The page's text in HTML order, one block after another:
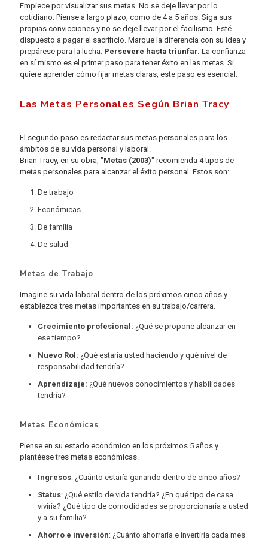
Empiece por visualizar sus metas. No se deje llevar por lo
cotidiano. Piense a largo plazo, como de 4 a 5 años. Siga sus
propias convicciones y no se deje llevar por el facilismo. Esté
dispuesto a pagar el sacrificio. Marque la diferencia con su idea y
prepárese para la lucha. Persevere hasta triunfar. La confianza
en sí mismo es el primer paso para tener éxito en las metas. Si
quiere aprender cómo fijar metas claras, este paso es esencial.
Las Metas Personales Según Brian Tracy
El segundo paso es redactar sus metas personales para los
ámbitos de su vida personal y laboral.
Brian Tracy, en su obra, "Metas (2003)" recomienda 4 tipos de
metas personales para alcanzar el éxito personal. Estos son:
De trabajo
Económicas
De familia
De salud
Metas de Trabajo
Imagine su vida laboral dentro de los próximos cinco años y
establezca tres metas importantes en su trabajo/carrera.
Crecimiento profesional: ¿Qué se propone alcanzar en
ese tiempo?
Nuevo Rol: ¿Qué estaría usted haciendo y qué nivel de
responsabilidad tendría?
Aprendizaje: ¿Qué nuevos conocimientos y habilidades
tendría?
Metas Económicas
Piense en su estado económico en los próximos 5 años y
plantéese tres metas económicas.
Ingresos: ¿Cuánto estaría ganando dentro de cinco años?
Status: ¿Qué estilo de vida tendría? ¿En qué tipo de casa
viviría? ¿Qué tipo de comodidades se proporcionaría a usted
y a su familia?
Ahorro e inversión: ¿Cuánto ahorraría e invertiría cada mes